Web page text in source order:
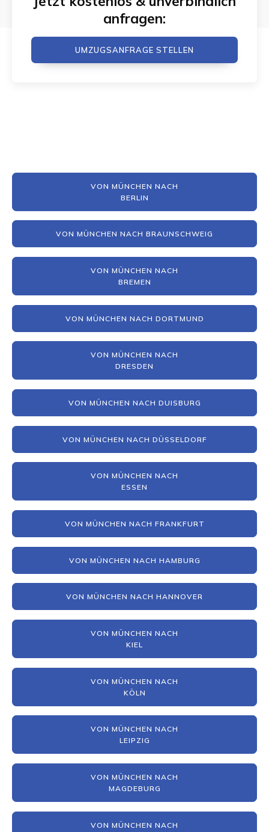
anfragen:
UMZUGSANFRAGE STELLEN
VON MÜNCHEN NACH
BERLIN
VON MÜNCHEN NACH BRAUNSCHWEIG
VON MÜNCHEN NACH
BREMEN
VON MÜNCHEN NACH DORTMUND
VON MÜNCHEN NACH
DRESDEN
VON MÜNCHEN NACH DUISBURG
VON MÜNCHEN NACH DÜSSELDORF
VON MÜNCHEN NACH
ESSEN
VON MÜNCHEN NACH FRANKFURT
VON MÜNCHEN NACH HAMBURG
VON MÜNCHEN NACH HANNOVER
VON MÜNCHEN NACH
KIEL
VON MÜNCHEN NACH
KÖLN
VON MÜNCHEN NACH
LEIPZIG
VON MÜNCHEN NACH
MAGDEBURG
VON MÜNCHEN NACH